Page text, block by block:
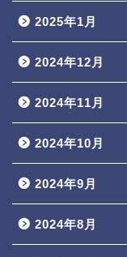
2025年1月
2024年12月
2024年11月
2024年10月
2024年9月
2024年8月